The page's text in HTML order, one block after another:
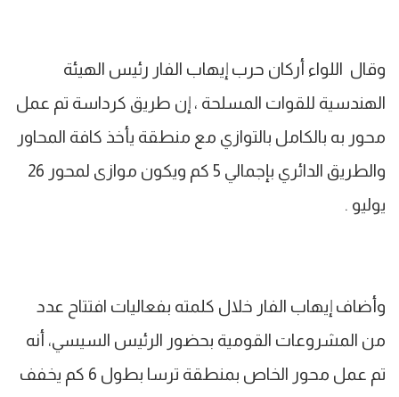
وقال اللواء أركان حرب إيهاب الفار رئيس الهيئة
الهندسية للقوات المسلحة ، إن طريق كرداسة تم عمل
محور به بالكامل بالتوازي مع منطقة يأخذ كافة المحاور
والطريق الدائري بإجمالي 5 كم ويكون موازى لمحور 26
يوليو .
وأضاف إيهاب الفار خلال كلمته بفعاليات افتتاح عدد
من المشروعات القومية بحضور الرئيس السيسي، أنه
تم عمل محور الخاص بمنطقة ترسا بطول 6 كم يخفف